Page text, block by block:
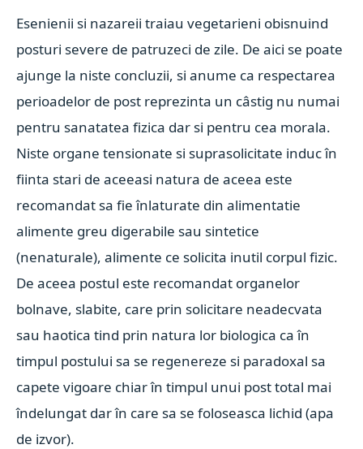
Esenienii si nazareii traiau vegetarieni obisnuind
posturi severe de patruzeci de zile. De aici se poate
ajunge la niste concluzii, si anume ca respectarea
perioadelor de post reprezinta un câstig nu numai
pentru sanatatea fizica dar si pentru cea morala.
Niste organe tensionate si suprasolicitate induc în
fiinta stari de aceeasi natura de aceea este
recomandat sa fie înlaturate din alimentatie
alimente greu digerabile sau sintetice
(nenaturale), alimente ce solicita inutil corpul fizic.
De aceea postul este recomandat organelor
bolnave, slabite, care prin solicitare neadecvata
sau haotica tind prin natura lor biologica ca în
timpul postului sa se regenereze si paradoxal sa
capete vigoare chiar în timpul unui post total mai
îndelungat dar în care sa se foloseasca lichid (apa
de izvor).